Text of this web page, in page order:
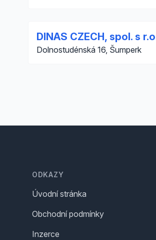
DINAS CZECH, spol. s
Dolnostudénská 16, Šumperk
ODKAZY
Úvodní stránka
Obchodní podmínky
Inzerce